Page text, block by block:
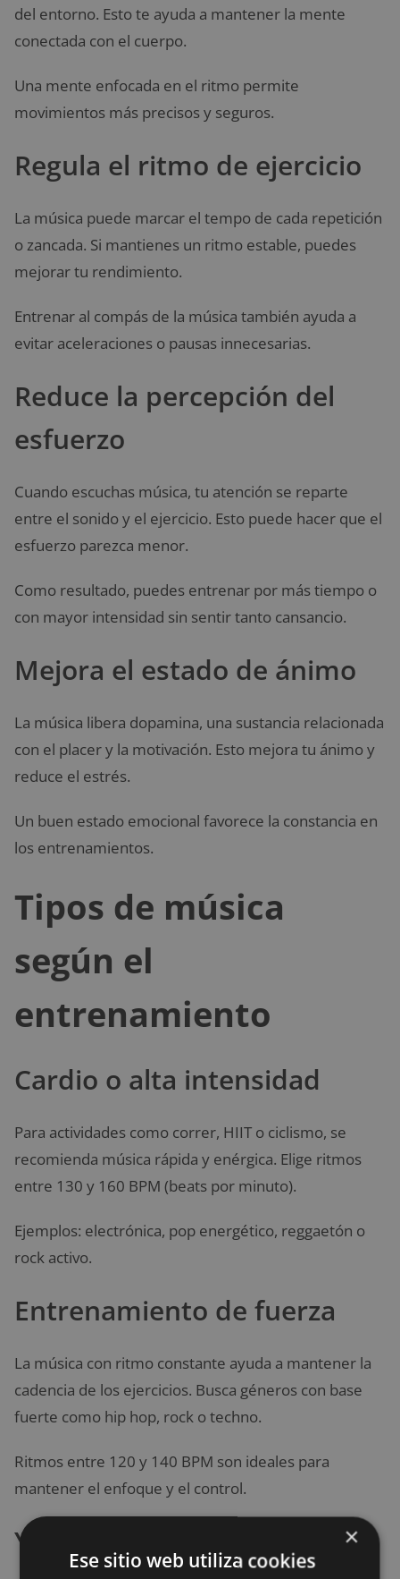
del entorno. Esto te ayuda a mantener la mente
conectada con el cuerpo.
Una mente enfocada en el ritmo permite
movimientos más precisos y seguros.
Regula el ritmo de ejercicio
La música puede marcar el tempo de cada repetición
o zancada. Si mantienes un ritmo estable, puedes
mejorar tu rendimiento.
Entrenar al compás de la música también ayuda a
evitar aceleraciones o pausas innecesarias.
Reduce la percepción del
esfuerzo
Cuando escuchas música, tu atención se reparte
entre el sonido y el ejercicio. Esto puede hacer que el
esfuerzo parezca menor.
Como resultado, puedes entrenar por más tiempo o
con mayor intensidad sin sentir tanto cansancio.
Mejora el estado de ánimo
La música libera dopamina, una sustancia relacionada
con el placer y la motivación. Esto mejora tu ánimo y
reduce el estrés.
Un buen estado emocional favorece la constancia en
los entrenamientos.
Tipos de música
según el
entrenamiento
Cardio o alta intensidad
Para actividades como correr, HIIT o ciclismo, se
recomienda música rápida y enérgica. Elige ritmos
entre 130 y 160 BPM (beats por minuto).
Ejemplos: electrónica, pop energético, reggaetón o
rock activo.
Entrenamiento de fuerza
La música con ritmo constante ayuda a mantener la
cadencia de los ejercicios. Busca géneros con base
fuerte como hip hop, rock o techno.
Ritmos entre 120 y 140 BPM son ideales para
mantener el enfoque y el control.
Yoga o estiramientos ×
Ese sitio web utiliza cookies